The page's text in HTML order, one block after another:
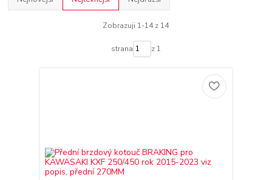
Zobrazuji 1-14 z 14
strana z 1